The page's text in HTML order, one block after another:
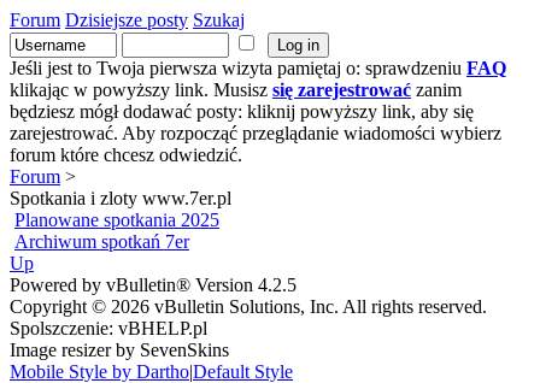
Forum Dzisiejsze posty Szukaj
Jeśli jest to Twoja pierwsza wizyta pamiętaj o: sprawdzeniu FAQ
klikając w powyższy link. Musisz się zarejestrować zanim
będziesz mógł dodawać posty: kliknij powyższy link, aby się
zarejestrować. Aby rozpocząć przeglądanie wiadomości wybierz
forum które chcesz odwiedzić.
Forum >
Spotkania i zloty www.7er.pl
Planowane spotkania 2025
Archiwum spotkań 7er
Up
Powered by vBulletin® Version 4.2.5
Copyright © 2026 vBulletin Solutions, Inc. All rights reserved.
Spolszczenie: vBHELP.pl
Image resizer by SevenSkins
Mobile Style by Dartho|Default Style